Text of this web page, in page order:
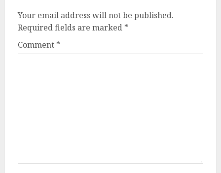
Your email address will not be published.
Required fields are marked *
Comment *